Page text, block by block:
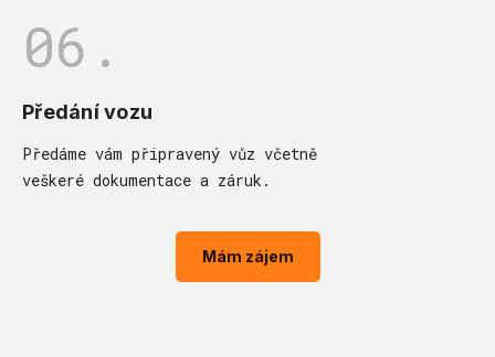
06.
Předání vozu
Předáme vám připravený vůz včetně
veškeré dokumentace a záruk.
Mám zájem